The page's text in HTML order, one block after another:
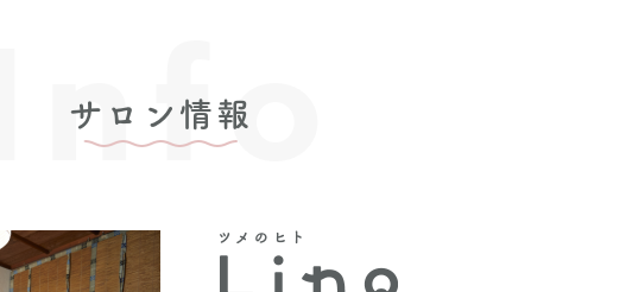
サロン情報
Info